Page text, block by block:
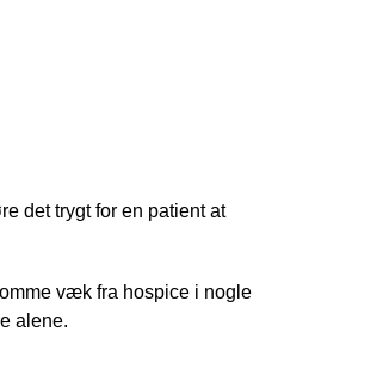
det trygt for en patient at
væk fra hospice i nogle
alene.